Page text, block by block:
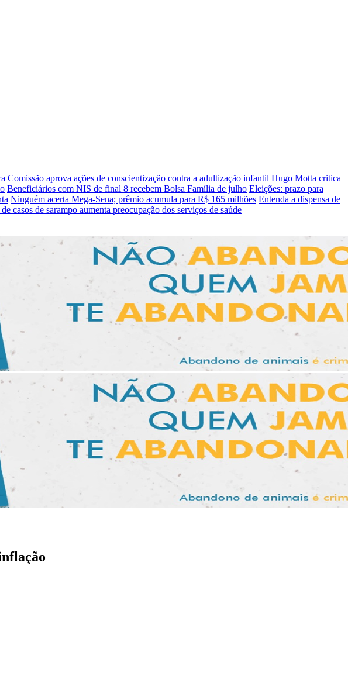
Comissão aprova ações de conscientização contra a adultização infantil Hugo Motta critica
Beneficiários com NIS de final 8 recebem Bolsa Família de julho Eleições: prazo para
Ninguém acerta Mega-Sena; prêmio acumula para R$ 165 milhões Entenda a dispensa de
casos de sarampo aumenta preocupação dos serviços de saúde